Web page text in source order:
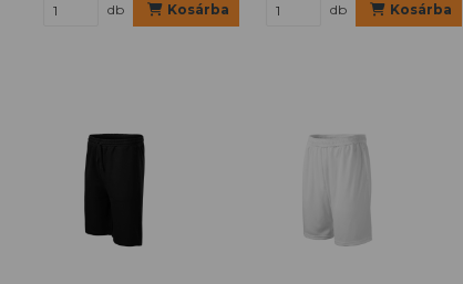
db Kosárba db Kosárba